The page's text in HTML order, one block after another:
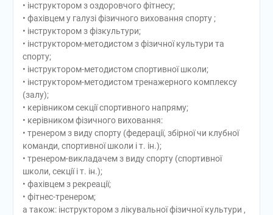
• інструктором з оздоровчого фітнесу;
• фахівцем у галузі фізичного виховання спорту ;
• інструктором з фізкультури;
• інструктором-методистом з фізичної культури та
спорту;
• інструктором-методистом спортивної школи;
• інструктором-методистом тренажерного комплексу
(залу);
• керівником секції спортивного напряму;
• керівником фізичного виховання:
• тренером з виду спорту (федерації, збірної чи клубної
команди, спортивної школи і т. ін.);
• тренером-викладачем з виду спорту (спортивної
школи, секції і т. ін.);
• фахівцем з рекреації;
• фітнес-тренером;
а також: інструктором з лікувальної фізичної культури ,